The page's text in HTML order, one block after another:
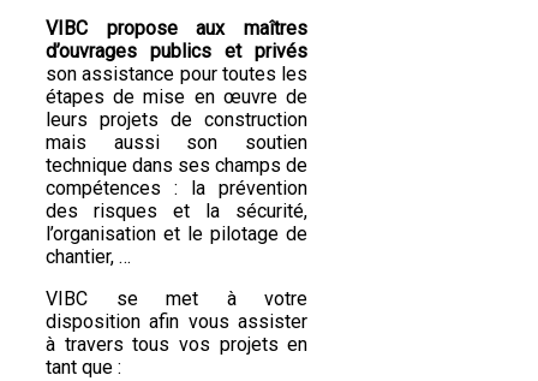
VIBC propose aux maîtres
d’ouvrages publics et privés
son assistance pour toutes les
étapes de mise en œuvre de
leurs projets de construction
mais aussi son soutien
technique dans ses champs de
compétences : la prévention
des risques et la sécurité,
l’organisation et le pilotage de
chantier, …
VIBC se met à votre
disposition afin vous assister
à travers tous vos projets en
tant que :